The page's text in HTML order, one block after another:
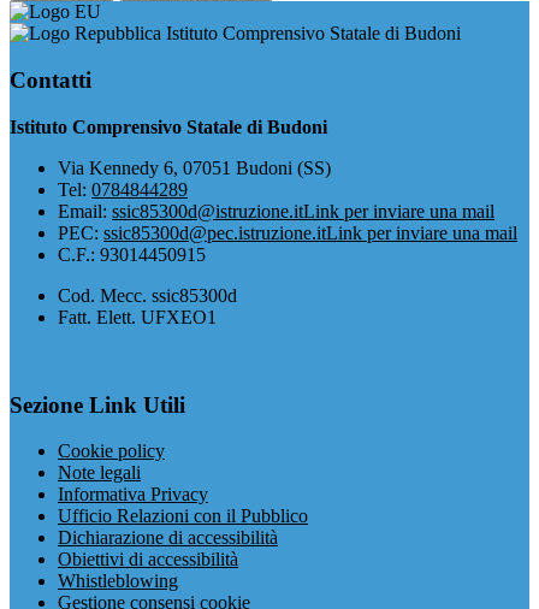
Istituto Comprensivo Statale di Budoni
Contatti
Istituto Comprensivo Statale di Budoni
Via Kennedy 6, 07051 Budoni (SS)
Tel: 0784844289
Email: ssic85300d@istruzione.itLink per inviare una mail
PEC: ssic85300d@pec.istruzione.itLink per inviare una mail
C.F.: 93014450915
Cod. Mecc. ssic85300d
Fatt. Elett. UFXEO1
Sezione Link Utili
Cookie policy
Note legali
Informativa Privacy
Ufficio Relazioni con il Pubblico
Dichiarazione di accessibilità
Obiettivi di accessibilità
Whistleblowing
Gestione consensi cookie